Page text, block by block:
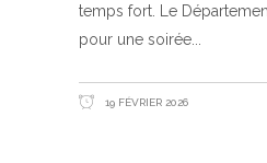
temps fort. Le
pour une soirée
19 FÉVRIER 2026